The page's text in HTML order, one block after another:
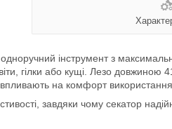
одноручний інструмент з
гілки або кущі. Лезо
впливають на комфорт використання
завдяки чому секатор